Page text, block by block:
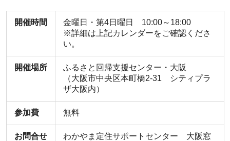
開催時間
金曜日・第4日曜日 10:00～18:00
※詳細は上記カレンダーをご確認くださ
い。
開催場所
ふるさと回帰支援センター・大阪
（大阪市中央区本町橋2-31 シティプラ
ザ大阪内）
参加費 無料
お問合せ
わかやま定住サポートセンター 大阪窓